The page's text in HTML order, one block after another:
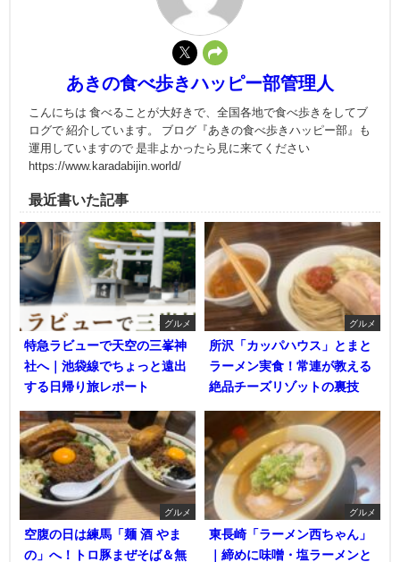
あきの食べ歩きハッピー部管理人
こんにちは 食べることが大好きで、全国各地で食べ歩きをしてブ
ログで 紹介しています。 ブログ『あきの食べ歩きハッピー部』も
運用していますので 是非よかったら見に来てください
https://www.karadabijin.world/
最近書いた記事
グルメ
特急ラビューで天空の三峯神
社へ｜池袋線でちょっと遠出
する日帰り旅レポート
グルメ
所沢「カッパハウス」とまと
ラーメン実食！常連が教える
絶品チーズリゾットの裏技
グルメ
空腹の日は練馬「麺 酒 やま
の」へ！トロ豚まぜそば＆無
グルメ
東長崎「ラーメン西ちゃん」
｜締めに味噌・塩ラーメンと